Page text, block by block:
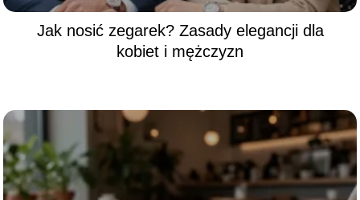
Jak nosić zegarek? Zasady elegancji dla
kobiet i mężczyzn